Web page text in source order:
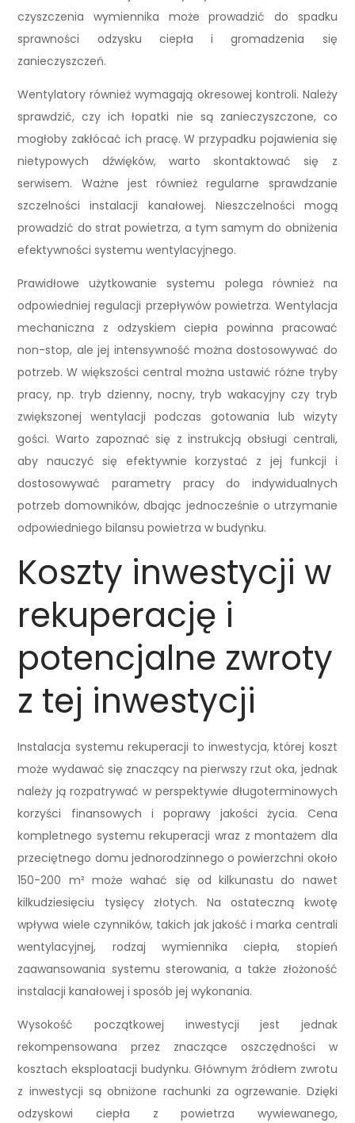
czyszczenia wymiennika może prowadzić do spadku
sprawności odzysku ciepła i gromadzenia się
zanieczyszczeń.
Wentylatory również wymagają okresowej kontroli. Należy
sprawdzić, czy ich łopatki nie są zanieczyszczone, co
mogłoby zakłócać ich pracę. W przypadku pojawienia się
nietypowych dźwięków, warto skontaktować się z
serwisem. Ważne jest również regularne sprawdzanie
szczelności instalacji kanałowej. Nieszczelności mogą
prowadzić do strat powietrza, a tym samym do obniżenia
efektywności systemu wentylacyjnego.
Prawidłowe użytkowanie systemu polega również na
odpowiedniej regulacji przepływów powietrza. Wentylacja
mechaniczna z odzyskiem ciepła powinna pracować
non-stop, ale jej intensywność można dostosowywać do
potrzeb. W większości central można ustawić różne tryby
pracy, np. tryb dzienny, nocny, tryb wakacyjny czy tryb
zwiększonej wentylacji podczas gotowania lub wizyty
gości. Warto zapoznać się z instrukcją obsługi centrali,
aby nauczyć się efektywnie korzystać z jej funkcji i
dostosowywać parametry pracy do indywidualnych
potrzeb domowników, dbając jednocześnie o utrzymanie
odpowiedniego bilansu powietrza w budynku.
Koszty inwestycji w
rekuperację i
potencjalne zwroty
z tej inwestycji
Instalacja systemu rekuperacji to inwestycja, której koszt
może wydawać się znaczący na pierwszy rzut oka, jednak
należy ją rozpatrywać w perspektywie długoterminowych
korzyści finansowych i poprawy jakości życia. Cena
kompletnego systemu rekuperacji wraz z montażem dla
przeciętnego domu jednorodzinnego o powierzchni około
150-200 m² może wahać się od kilkunastu do nawet
kilkudziesięciu tysięcy złotych. Na ostateczną kwotę
wpływa wiele czynników, takich jak jakość i marka centrali
wentylacyjnej, rodzaj wymiennika ciepła, stopień
zaawansowania systemu sterowania, a także złożoność
instalacji kanałowej i sposób jej wykonania.
Wysokość początkowej inwestycji jest jednak
rekompensowana przez znaczące oszczędności w
kosztach eksploatacji budynku. Głównym źródłem zwrotu
z inwestycji są obniżone rachunki za ogrzewanie. Dzięki
odzyskowi ciepła z powietrza wywiewanego,